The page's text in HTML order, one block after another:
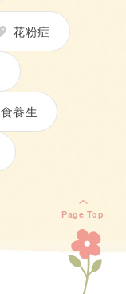
花粉症
食養生
Page Top